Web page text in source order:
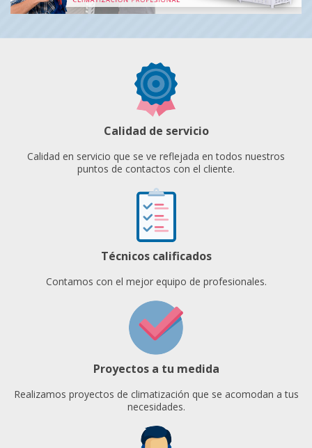
Calidad de servicio
Calidad en servicio que se ve reflejada en todos nuestros
puntos de contactos con el cliente.
Técnicos calificados
Contamos con el mejor equipo de profesionales.
Proyectos a tu medida
Realizamos proyectos de climatización que se acomodan a tus
necesidades.